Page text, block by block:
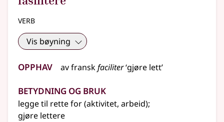
verb
Vis bøyning
Opphav avfranskfaciliter‘gjøre lett’
Betydning og bruk
legge til rette for (aktivitet, arbeid);
gjøre lettere